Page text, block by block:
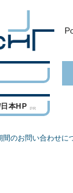
本HP
間のお問い合わせに